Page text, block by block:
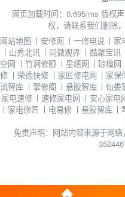
网页加载时间：0.695/ms 版权
权，请联系我们删除
网站地图 丨 安修网 丨 一修电说 丨 家
丨 山秀北讯 丨 同微观界 丨 酷聚宝讯
空网 丨 竹涧修颐 丨 星缮网 丨琼楹网
修 丨 荣德快修 丨 家匠修电网 丨 家保
流智库 丨 擎修阁 丨 悬胶智库 丨仙娄
家电速修 丨 速修家电网 丨 安心家电
丨 家电修匠 丨 电易修 丨 悬胶智库 丨
免责声明：网站内容来源于网络